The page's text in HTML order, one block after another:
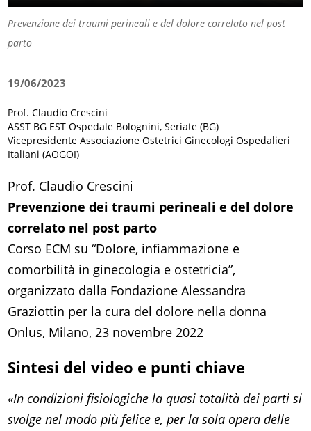
Prevenzione dei traumi perineali e del dolore correlato nel post
parto
19/06/2023
Prof. Claudio Crescini
ASST BG EST Ospedale Bolognini, Seriate (BG)
Vicepresidente Associazione Ostetrici Ginecologi Ospedalieri
Italiani (AOGOI)
Prof. Claudio Crescini
Prevenzione dei traumi perineali e del dolore
correlato nel post parto
Corso ECM su “Dolore, infiammazione e
comorbilità in ginecologia e ostetricia”,
organizzato dalla Fondazione Alessandra
Graziottin per la cura del dolore nella donna
Onlus, Milano, 23 novembre 2022
Sintesi del video e punti chiave
«In condizioni fisiologiche la quasi totalità dei parti si
svolge nel modo più felice e, per la sola opera delle